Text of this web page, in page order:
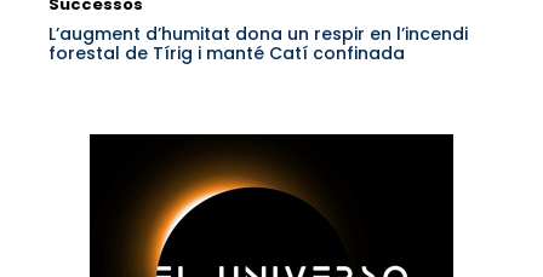
Successos
L’augment d’humitat dona un respir en l’incendi
forestal de Tírig i manté Catí confinada